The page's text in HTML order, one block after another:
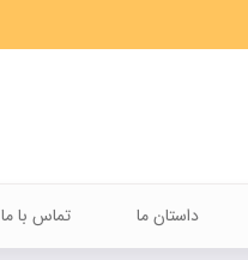
داستان ما تماس با ما